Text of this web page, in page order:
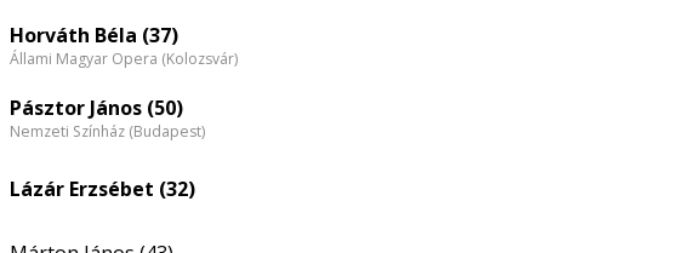
nagyítása
Horváth Béla (37)
Állami Magyar Opera (Kolozsvár)
Pásztor János (50)
Nemzeti Színház (Budapest)
Lázár Erzsébet (32)